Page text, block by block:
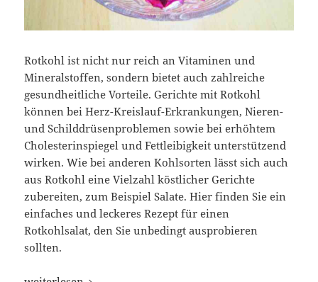
Rotkohl ist nicht nur reich an Vitaminen und
Mineralstoffen, sondern bietet auch zahlreiche
gesundheitliche Vorteile. Gerichte mit Rotkohl
können bei Herz-Kreislauf-Erkrankungen, Nieren-
und Schilddrüsenproblemen sowie bei erhöhtem
Cholesterinspiegel und Fettleibigkeit unterstützend
wirken. Wie bei anderen Kohlsorten lässt sich auch
aus Rotkohl eine Vielzahl köstlicher Gerichte
zubereiten, zum Beispiel Salate. Hier finden Sie ein
einfaches und leckeres Rezept für einen
Rotkohlsalat, den Sie unbedingt ausprobieren
sollten.